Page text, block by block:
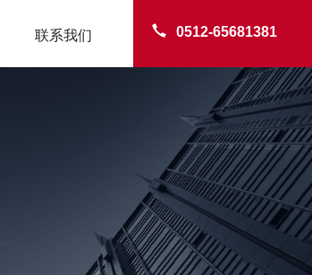
0512-65681381
联系我们